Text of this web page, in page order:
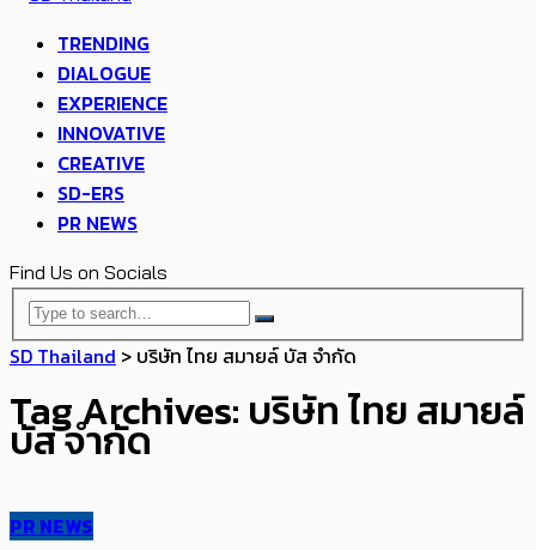
TRENDING
DIALOGUE
EXPERIENCE
INNOVATIVE
CREATIVE
SD-ERS
PR NEWS
Find Us on Socials
SD Thailand > บริษัท ไทย สมายล์ บัส จำกัด
Tag Archives: บริษัท ไทย สมายล์
บัส จำกัด
PR NEWS